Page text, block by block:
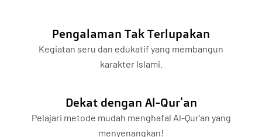
Pengalaman Tak Terlupakan
Kegiatan seru dan edukatif yang membangun
karakter Islami.
Dekat dengan Al-Qur'an
Pelajari metode mudah menghafal Al-Qur'an yang
menyenangkan!